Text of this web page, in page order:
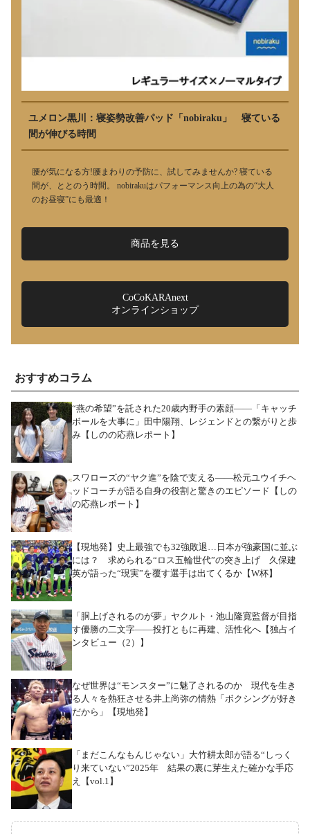
ユメロン黒川：寝姿勢改善パッド「nobiraku」 寝ている
間が伸びる時間
腰が気になる方!腰まわりの予防に、試してみませんか? 寝ている
間が、ととのう時間。 nobirakuはパフォーマンス向上の為の“大人
のお昼寝”にも最適！
商品を見る
CoCoKARAnext
オンラインショップ
おすすめコラム
“燕の希望”を託された20歳内野手の素顔――「キャッチ
ボールを大事に」田中陽翔、レジェンドとの繋がりと歩
み【しのの応燕レポート】
スワローズの“ヤク進”を陰で支える――松元ユウイチヘ
ッドコーチが語る自身の役割と驚きのエピソード【しの
の応燕レポート】
【現地発】史上最強でも32強敗退…日本が強豪国に並ぶ
には？ 求められる“ロス五輪世代”の突き上げ 久保建
英が語った“現実”を覆す選手は出てくるか【W杯】
「胴上げされるのが夢」ヤクルト・池山隆寛監督が目指
す優勝の二文字――投打ともに再建、活性化へ【独占イ
ンタビュー（2）】
なぜ世界は“モンスター”に魅了されるのか 現代を生き
る人々を熱狂させる井上尚弥の情熱「ボクシングが好き
だから」【現地発】
「まだこんなもんじゃない」大竹耕太郎が語る“しっく
り来ていない”2025年 結果の裏に芽生えた確かな手応
え【vol.1】